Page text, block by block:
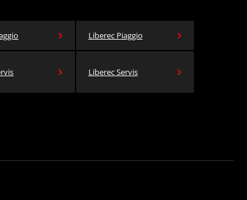
Liberec Piaggio
Liberec Servis